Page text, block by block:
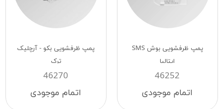
پمپ ظرفشویی بوش SMS
ایتالیا
46252
اتمام موجودی
پمپ ظرفشویی بکو - آرچلیک
ترک
46270
اتمام موجودی